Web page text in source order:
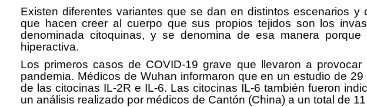
Existen diferentes variantes que se dan en distintos escenarios
que hacen creer al cuerpo que sus propios tejidos son los
denominada citoquinas, y se denomina de esa manera
hiperactiva.
Los primeros casos de COVID-19 grave que llevaron a
pandemia. Médicos de Wuhan informaron que en un estudio de
de las citocinas IL-2R e IL-6. Las citocinas IL-6 también fueron
un análisis realizado por médicos de Cantón (China) a un total de